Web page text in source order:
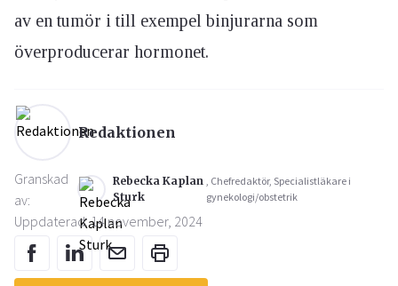
av en tumör i till exempel binjurarna som
överproducerar hormonet.
Redaktionen
Granskad
av:
Rebecka Kaplan
Sturk
, Chefredaktör, Specialistläkare i
gynekologi/obstetrik
Uppdaterad: 14 november, 2024